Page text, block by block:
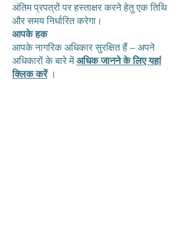
अंतिम प्रपत्रों पर हस्ताक्षर करने हेतु एक तिथि
और समय निर्धारित करेगा।
आपके हक
आपके नागरिक अधिकार सुरक्षित हैं – अपने
अधिकारों के बारे मेंअधिक जानने के लिए यहां
क्लिक करें।